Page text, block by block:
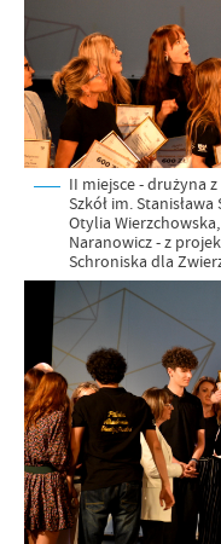
II miejsce - drużyna
Szkół im.
Otylia
Naranowicz - z
Schroniska dla